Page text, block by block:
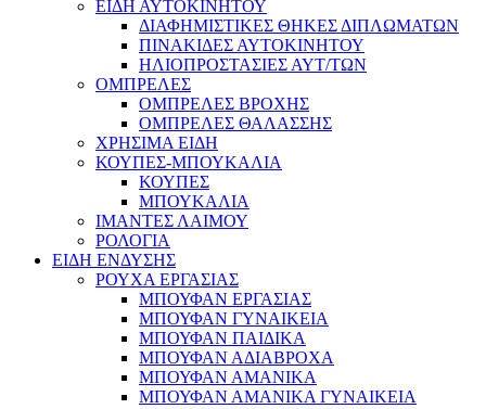
ΕΙΔΗ ΑΥΤΟΚΙΝΗΤΟΥ
ΔΙΑΦΗΜΙΣΤΙΚΕΣ ΘΗΚΕΣ ΔΙΠΛΩΜΑΤΩΝ
ΠΙΝΑΚΙΔΕΣ ΑΥΤΟΚΙΝΗΤΟΥ
ΗΛΙΟΠΡΟΣΤΑΣΙΕΣ ΑΥΤ/ΤΩΝ
ΟΜΠΡΕΛΕΣ
ΟΜΠΡΕΛΕΣ ΒΡΟΧΗΣ
ΟΜΠΡΕΛΕΣ ΘΑΛΑΣΣΗΣ
ΧΡΗΣΙΜΑ ΕΙΔΗ
ΚΟΥΠΕΣ-ΜΠΟΥΚΑΛΙΑ
ΚΟΥΠΕΣ
ΜΠΟΥΚΑΛΙΑ
ΙΜΑΝΤΕΣ ΛΑΙΜΟΥ
ΡΟΛΟΓΙΑ
ΕΙΔΗ ΕΝΔΥΣΗΣ
ΡΟΥΧΑ ΕΡΓΑΣΙΑΣ
ΜΠΟΥΦΑΝ ΕΡΓΑΣΙΑΣ
ΜΠΟΥΦΑΝ ΓΥΝΑΙΚΕΙΑ
ΜΠΟΥΦΑΝ ΠΑΙΔΙΚΑ
ΜΠΟΥΦΑΝ ΑΔΙΑΒΡΟΧΑ
ΜΠΟΥΦΑΝ ΑΜΑΝΙΚΑ
ΜΠΟΥΦΑΝ ΑΜΑΝΙΚΑ ΓΥΝΑΙΚΕΙΑ